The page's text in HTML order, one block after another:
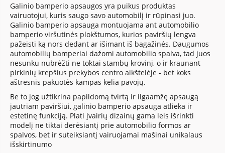
Galinio bamperio apsaugos yra puikus produktas
vairuotojui, kuris saugo savo automobilį ir rūpinasi juo.
Galinio bamperio apsauga montuojama ant automobilio
bamperio viršutinės plokštumos, kurios paviršių lengva
pažeisti ką nors dedant ar išimant iš bagažinės. Daugumos
automobilių bamperiai dažomi automobilio spalva, tad juos
nesunku nubrėžti ne toktai stambų krovinį, o ir kraunant
pirkinių krepšius prekybos centro aikštelėje - bet koks
aštresnis pakuotės kampas kelia pavojų.
Be to jog užtikrina papildomą tvirtą ir ilgaamžę apsaugą
jautriam paviršiui, galinio bamperio apsauga atlieka ir
estetinę funkciją. Plati įvairių dizainų gama leis išrinkti
modelį ne tiktai derėsiantį prie automobilio formos ar
spalvos, bet ir suteiksiantį vairuojamai mašinai unikalaus
išskirtinumo